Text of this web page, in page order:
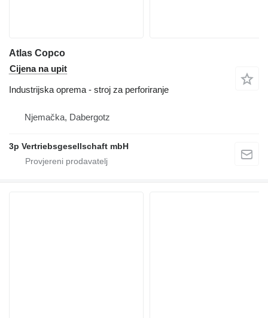
Atlas Copco
Cijena na upit
Industrijska oprema - stroj za perforiranje
Njemačka, Dabergotz
3p Vertriebsgesellschaft mbH